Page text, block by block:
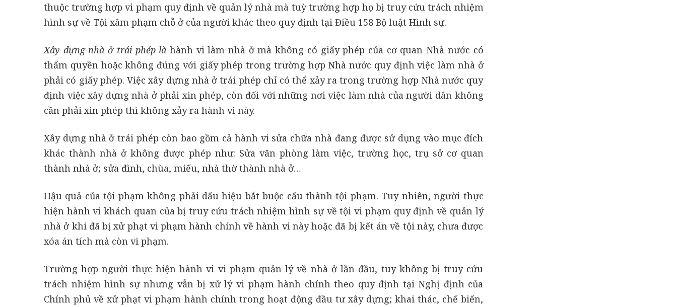
thuộc trường hợp vi phạm quy định về quản lý nhà mà tuỳ trường hợp họ bị truy cứu trách nhiệm
hình sự về Tội xâm phạm chỗ ở của người khác theo quy định tại Điều 158 Bộ luật Hình sự.
Xây dựng nhà ở trái phép là hành vi làm nhà ở mà không có giấy phép của cơ quan Nhà nước có
thẩm quyền hoặc không đúng với giấy phép trong trường hợp Nhà nước quy định việc làm nhà ở
phải có giấy phép. Việc xây dựng nhà ở trái phép chỉ có thể xảy ra trong trường hợp Nhà nước quy
định việc xây dựng nhà ở phải xin phép, còn đối với những nơi việc làm nhà của người dân không
cần phải xin phép thì không xảy ra hành vi này.
Xây dựng nhà ở trái phép còn bao gồm cả hành vi sửa chữa nhà đang được sử dụng vào mục đích
khác thành nhà ở không được phép như: Sửa văn phòng làm việc, trường học, trụ sở cơ quan
thành nhà ở; sửa đình, chùa, miếu, nhà thờ thành nhà ở…
Hậu quả của tội phạm không phải dấu hiệu bắt buộc cấu thành tội phạm. Tuy nhiên, người thực
hiện hành vi khách quan của bị truy cứu trách nhiệm hình sự về tội vi phạm quy định về quản lý
nhà ở khi đã bị xử phạt vi phạm hành chính về hành vi này hoặc đã bị kết án về tội này, chưa được
xóa án tích mà còn vi phạm.
Trường hợp người thực hiện hành vi vi phạm quản lý về nhà ở lần đầu, tuy không bị truy cứu
trách nhiệm hình sự nhưng vẫn bị xử lý vi phạm hành chính theo quy định tại Nghị định của
Chính phủ về xử phạt vi phạm hành chính trong hoạt động đầu tư xây dựng; khai thác, chế biến,